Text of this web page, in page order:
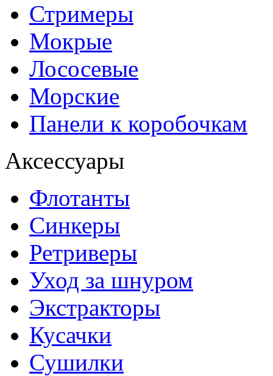
Стримеры
Мокрые
Лососевые
Морские
Панели к коробочкам
Аксессуары
Флотанты
Синкеры
Ретриверы
Уход за шнуром
Экстракторы
Кусачки
Сушилки